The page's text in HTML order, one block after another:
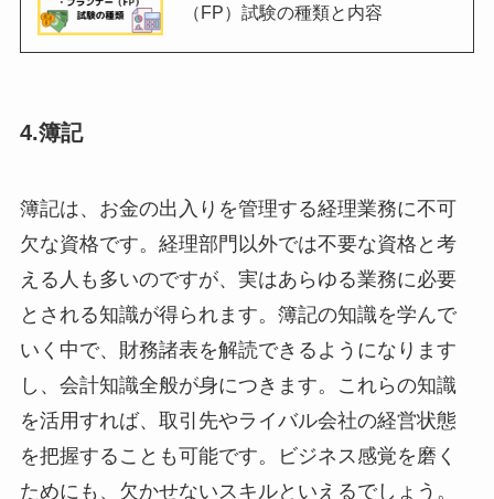
（FP）試験の種類と内容
4.簿記
簿記は、お金の出入りを管理する経理業務に不可
欠な資格です。経理部門以外では不要な資格と考
える人も多いのですが、実はあらゆる業務に必要
とされる知識が得られます。簿記の知識を学んで
いく中で、財務諸表を解読できるようになります
し、会計知識全般が身につきます。これらの知識
を活用すれば、取引先やライバル会社の経営状態
を把握することも可能です。ビジネス感覚を磨く
ためにも、欠かせないスキルといえるでしょう。